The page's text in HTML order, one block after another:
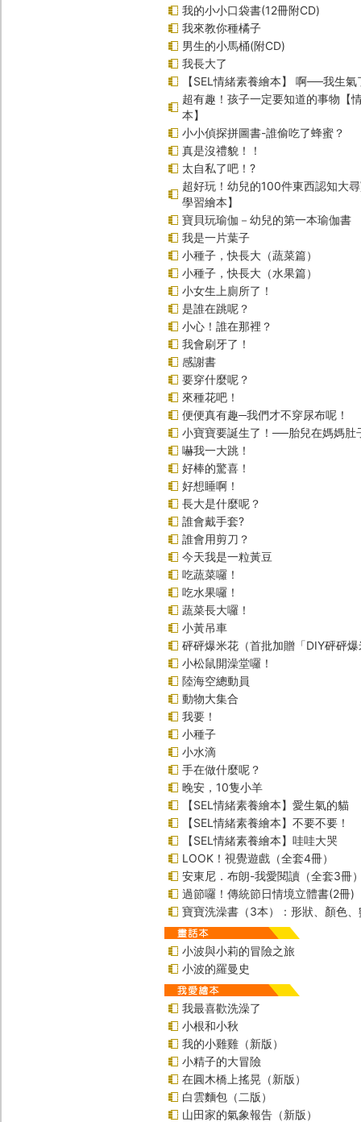
我的小小口袋書(12冊附CD)
我來教你種橘子
男生的小馬桶(附CD)
我長大了
【SEL情緒素養繪本】 啊──我生
超有趣！孩子一定要知道的事物【
本】
小小偵探拼圖書-誰偷吃了蜂蜜？
真是沒禮貌！！
太自私了吧！?
超好玩！幼兒的100件東西認知大
學習繪本】
寶貝玩瑜伽－幼兒的第一本瑜伽書
我是一片葉子
小種子，快長大（蔬菜篇）
小種子，快長大（水果篇）
小女生上廁所了！
是誰在跳呢？
小心！誰在那裡？
我會刷牙了！
感謝書
要穿什麼呢？
來種花吧！
便便真有趣─我們才不穿尿布呢！
小寶寶要誕生了！──胎兒在媽媽肚
嚇我一大跳！
好棒的驚喜！
好想睡啊！
長大是什麼呢？
誰會戴手套?
誰會用剪刀？
今天我是一粒黃豆
吃蔬菜囉！
吃水果囉！
蔬菜長大囉！
小黃吊車
砰砰爆米花（首批加贈「DIY砰砰
小松鼠開澡堂囉！
陸海空總動員
動物大集合
我要！
小種子
小水滴
手在做什麼呢？
晚安，10隻小羊
【SEL情緒素養繪本】愛生氣的貓
【SEL情緒素養繪本】不要不要！
【SEL情緒素養繪本】哇哇大哭
LOOK！視覺遊戲（全套4冊）
安東尼．布朗-我愛閱讀（全套3冊
過節囉！傳統節日情境立體書(2冊)
寶寶洗澡書（3本）：形狀、顏色、
小波與小莉的冒險之旅
小波的羅曼史
我最喜歡洗澡了
小根和小秋
我的小雞雞（新版）
小精子的大冒險
在圓木橋上搖晃（新版）
白雲麵包（二版）
山田家的氣象報告（新版）